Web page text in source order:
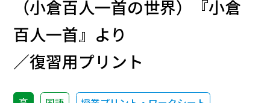
（小倉百人一首の世界）『小倉
百人一首』より
／復習用プリント